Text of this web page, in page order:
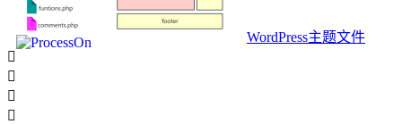
WordPress主题文件



